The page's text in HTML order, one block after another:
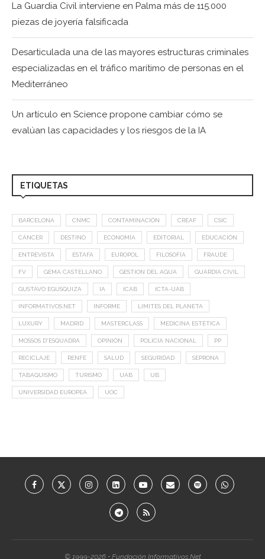
La Guardia Civil interviene en Palma más de 115.000
piezas de joyería falsificada
Desarticulada una de las mayores estructuras criminales
especializadas en el tráfico marítimo de personas en el
Mediterráneo
Un artículo en Science propone cambiar cómo se
evalúan las capacidades y los riesgos de la IA
ETIQUETAS
BARCELONA CNMC CONTAMINACIÓN CREAF CSIC
CÁNCER DESTINO ECONOMÍA EDITORIAL EDUCACIÓN
ENTREVISTA ESTAFA EUROPOL FILOSOFÍA FRAUDE
FV GEMA CASTELLANO GESTION DEL AGUA GUARDIA CIVIL
GUSTAVO EGUSQUIZA IA ICAB ICTA-UAB
INFORMATIVOS.NET INFORME LIMITES DEL PLANETA
LUXURY MADRID MASTERCLASS MEDICINA ESTÉTICA
MOSSOS D'ESQUADRA OPINIÓN POLICÍA NACIONAL PP
RECICLAJE RENFE SALUD SEGURIDAD SEPRONA
TABAQUISMO TURISMO UAB UB
UNIVERSIDAD EUROPEA UOC
© 1999-2026 • Fundación Informativos.Net